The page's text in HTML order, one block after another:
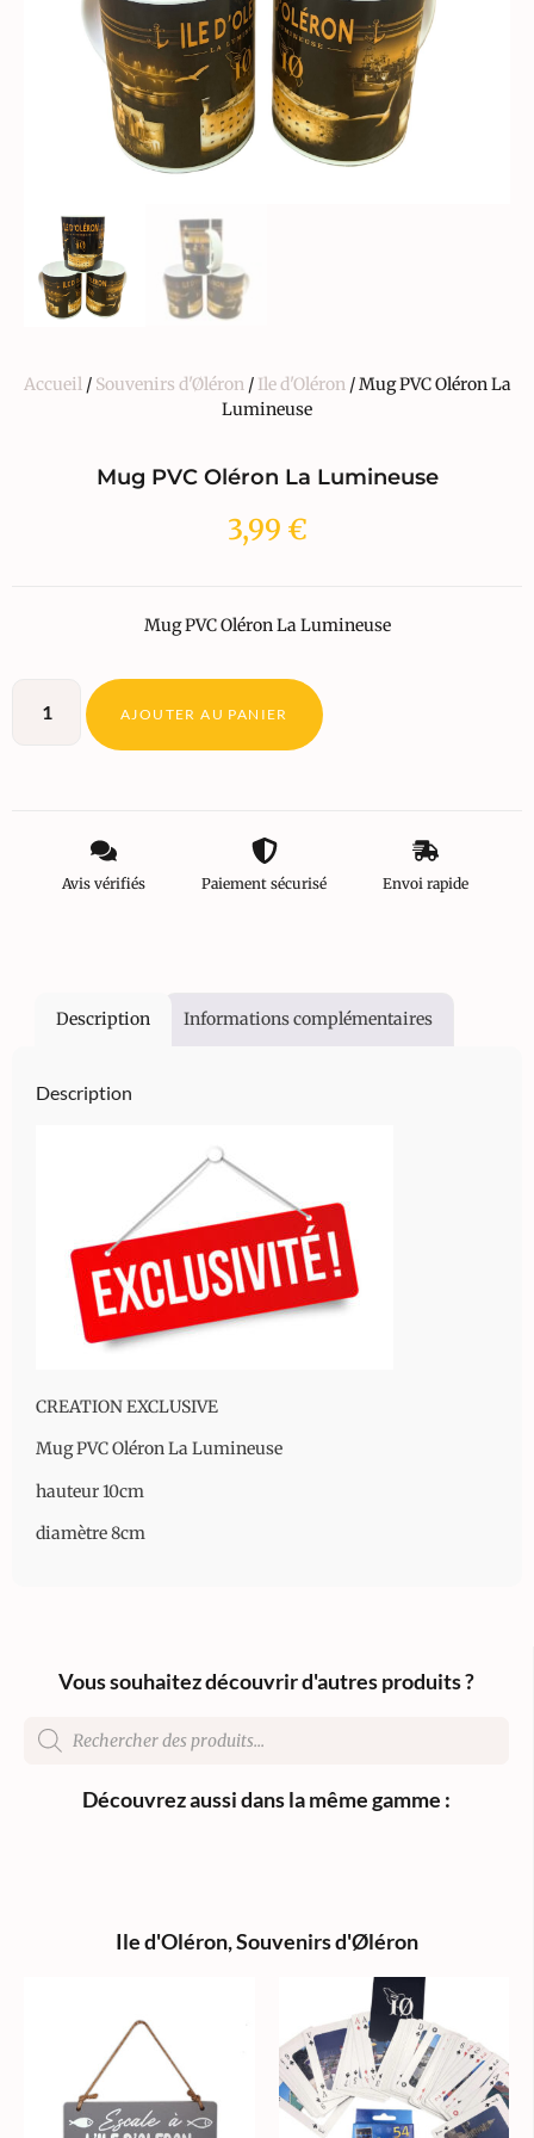
Accueil/ Souvenirs d'Øléron/ Ile d'Oléron/ Mug PVC Oléron La
Lumineuse
Mug PVC Oléron La Lumineuse
3,99 €
Mug PVC Oléron La Lumineuse
AJOUTER AU PANIER
Avis vérifiés Paiement sécurisé Envoi rapide
Description Informations complémentaires
Description
CREATION EXCLUSIVE
Mug PVC Oléron La Lumineuse
hauteur 10cm
diamètre 8cm
Vous souhaitez découvrir d'autres produits ?
Découvrez aussi dans la même gamme :
Ile d'Oléron,Souvenirs d'Øléron